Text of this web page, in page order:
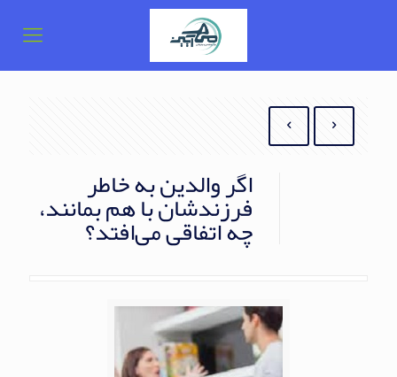
اگر والدین به خاطر
فرزندشان با هم بمانند،
چه اتفاقی می‌افتد؟